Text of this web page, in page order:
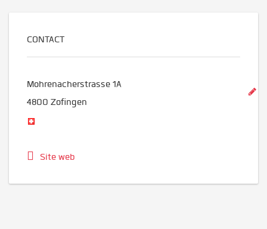
CONTACT
Mohrenacherstrasse 1A
4800 Zofingen
Site web